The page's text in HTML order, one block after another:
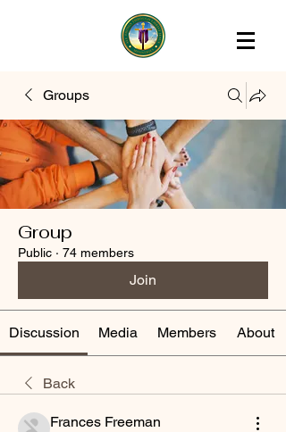
Groups
Group
Public · 74 members
Join
Discussion Media Members About
Back
Frances Freeman